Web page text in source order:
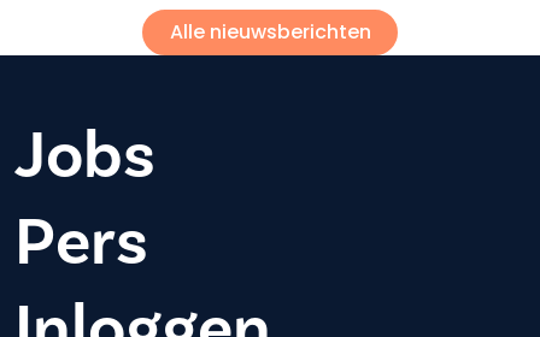
Alle nieuwsberichten
Jobs
Pers